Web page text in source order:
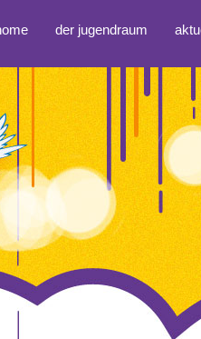
der jugendraum